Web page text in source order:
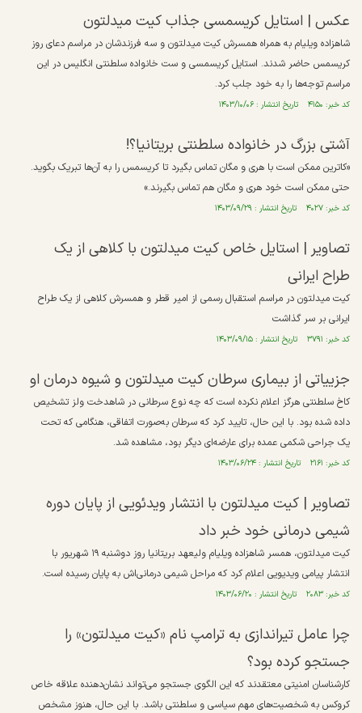
عکس | استایل کریسمسی جذاب کیت میدلتون
شاهزاده ویلیام به همراه همسرش کیت میدلتون و سه فرزندشان در مراسم دعای روز
کریسمس حاضر شدند. استایل کریسمسی و ست خانواده سلطنتی انگلیس در این
مراسم توجه‌ها را به خود جلب کرد.
کد خبر: ۴۱۵۰ تاریخ انتشار : ۱۴۰۳/۱۰/۰۶
آشتی بزرگ در خانواده سلطنتی بریتانیا؟!
«کاترین ممکن است با هری و مگان تماس بگیرد تا کریسمس را به آن‌ها تبریک بگوید.
حتی ممکن است خود هری و مگان هم تماس بگیرند.»
کد خبر: ۴۰۲۷ تاریخ انتشار : ۱۴۰۳/۰۹/۲۹
تصاویر | استایل خاص کیت میدلتون با کلاهی از یک
طراح ایرانی
کیت میدلتون در مراسم استقبال رسمی از امیر قطر و همسرش کلاهی از یک طراح
ایرانی بر سر گذاشت
کد خبر: ۳۷۹۱ تاریخ انتشار : ۱۴۰۳/۰۹/۱۵
جزییاتی از بیماری سرطان کیت میدلتون و شیوه درمان او
کاخ سلطنتی هرگز اعلام نکرده است که چه نوع سرطانی در شاهدخت ولز تشخیص
داده شده بود. با این حال، تایید کرد که سرطان به‌صورت اتفاقی، هنگامی که تحت
یک جراحی شکمی عمده برای عارضه‌ای دیگر بود، مشاهده شد.
کد خبر: ۲۱۶۱ تاریخ انتشار : ۱۴۰۳/۰۶/۲۴
تصاویر | کیت میدلتون با انتشار ویدئویی از پایان دوره
شیمی درمانی خود خبر داد
کیت میدلتون، همسر شاهزاده ویلیام ولیعهد بریتانیا روز دوشنبه ۱۹ شهریور با
انتشار پیامی ویدیویی اعلام کرد که مراحل شیمی درمانی‌اش به پایان رسیده است.
کد خبر: ۲۰۸۳ تاریخ انتشار : ۱۴۰۳/۰۶/۲۰
چرا عامل تیراندازی به ترامپ نام «کیت میدلتون» را
جستجو کرده بود؟
کارشناسان امنیتی معتقدند که این الگوی جستجو می‌تواند نشان‌دهنده علاقه خاص
کروکس به شخصیت‌های مهم سیاسی و سلطنتی باشد. با این حال، هنوز مشخص